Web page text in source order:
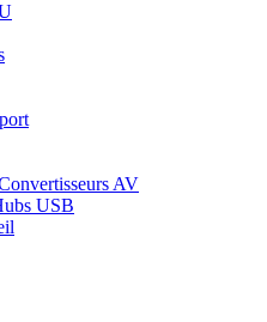
AV
USB